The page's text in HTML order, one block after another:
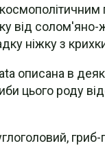
від солом'яно-
ніжку з
описана в
цього роду